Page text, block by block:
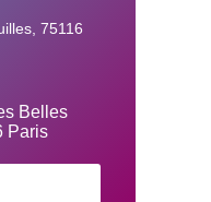
75116